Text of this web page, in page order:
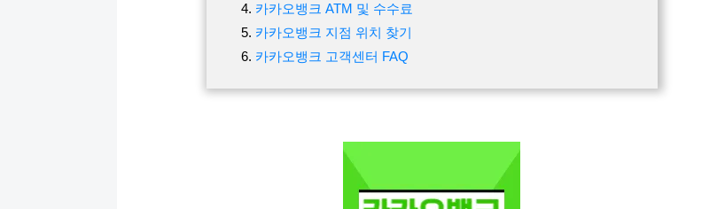
카카오뱅크 ATM 및 수수료
카카오뱅크 지점 위치 찾기
카카오뱅크 고객센터 FAQ